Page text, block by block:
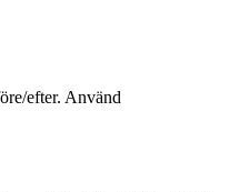
efter. Använd